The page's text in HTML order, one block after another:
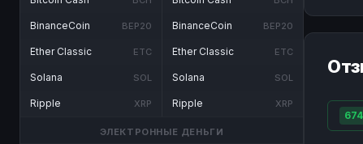
BinanceCoin BEP20
Ether Classic ETC
Solana SOL
Ripple XRP
BinanceCoin BEP20
Ether Classic ETC
Solana SOL
Ripple XRP
ЭЛЕКТРОННЫЕ ДЕНЬГИ